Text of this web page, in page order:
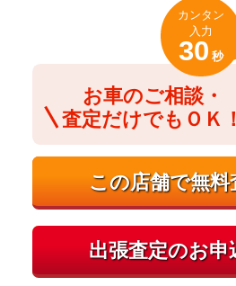
お車のご相談・
査定だけでもＯＫ！
カンタン
入力
30 秒